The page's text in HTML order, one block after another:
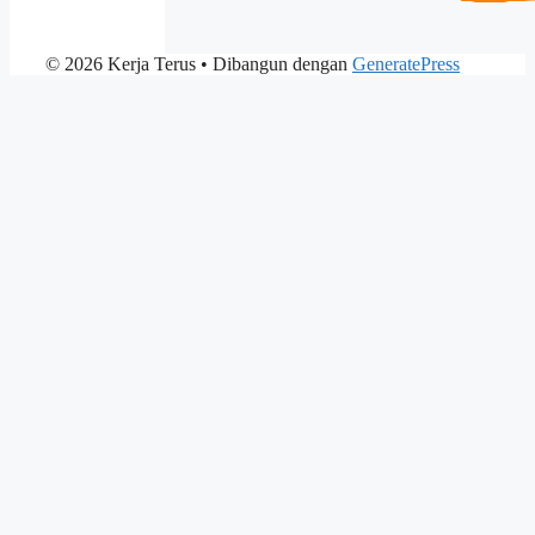
© 2026 Kerja Terus • Dibangun dengan GeneratePress